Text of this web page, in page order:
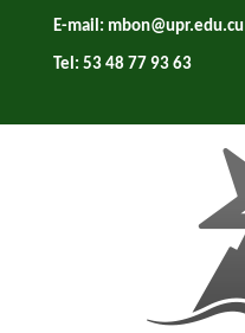
E-mail: mbon@upr.edu.cu
Tel: 53 48 77 93 63